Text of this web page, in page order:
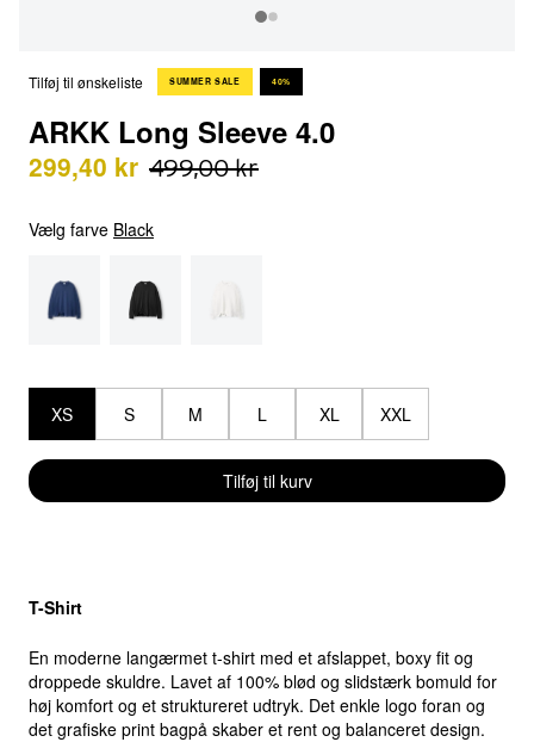
Tilføj til ønskeliste SUMMER SALE 40%
ARKK Long Sleeve 4.0
299,40 kr 499,00 kr
Vælg farve Black
XS S M L XL XXL
Tilføj til kurv
T-Shirt
En moderne langærmet t-shirt med et afslappet, boxy fit og
droppede skuldre. Lavet af 100% blød og slidstærk bomuld for
høj komfort og et struktureret udtryk. Det enkle logo foran og
det grafiske print bagpå skaber et rent og balanceret design.